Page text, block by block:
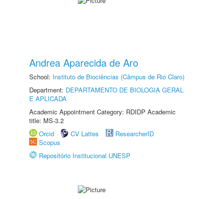
Andrea Aparecida de Aro
School: Instituto de Biociências (Câmpus de Rio Claro)
Department: DEPARTAMENTO DE BIOLOGIA GERAL
E APLICADA
Academic Appointment Category: RDIDP Academic
title: MS-3.2
Orcid
CV Lattes
ResearcherID
Scopus
Repositório Institucional UNESP